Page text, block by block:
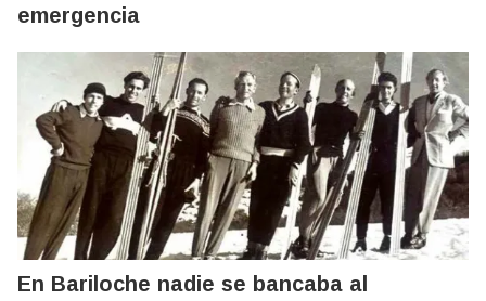
emergencia
En Bariloche nadie se bancaba al